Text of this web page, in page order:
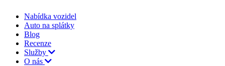
Nabídka vozidel
Auto na splátky
Blog
Recenze
Služby
O nás